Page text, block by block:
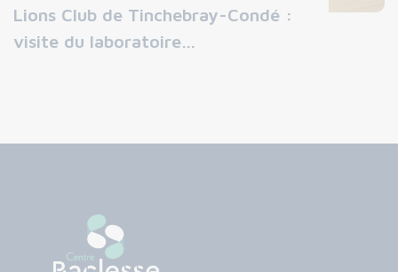
Lions Club de Tinchebray-Condé :
visite du laboratoire…